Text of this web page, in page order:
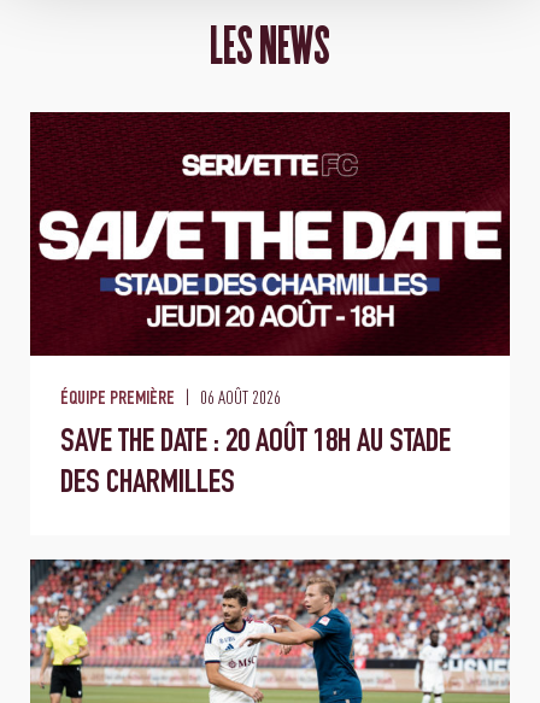
LES NEWS
ÉQUIPE PREMIÈRE 06 AOÛT 2026
SAVE THE DATE : 20 AOÛT 18H AU STADE
DES CHARMILLES